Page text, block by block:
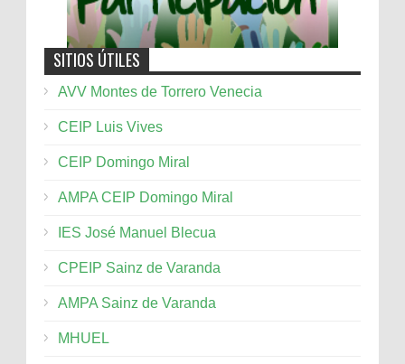
SITIOS ÚTILES
AVV Montes de Torrero Venecia
CEIP Luis Vives
CEIP Domingo Miral
AMPA CEIP Domingo Miral
IES José Manuel Blecua
CPEIP Sainz de Varanda
AMPA Sainz de Varanda
MHUEL